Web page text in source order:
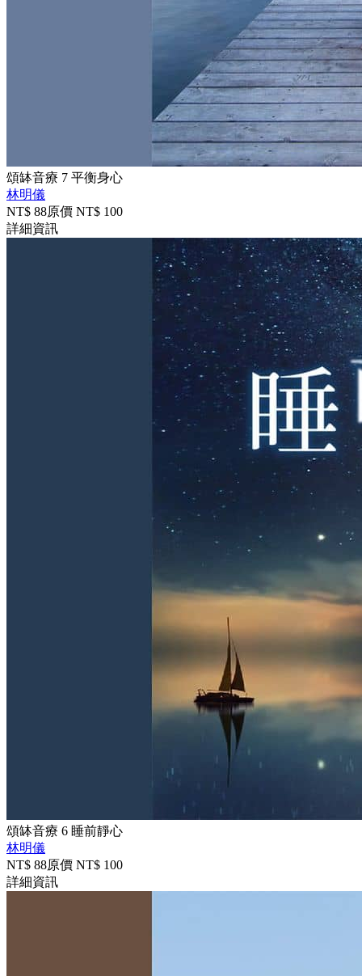
頌缽音療 7 平衡身心
林明儀
NT$ 88原價 NT$ 100
詳細資訊
頌缽音療 6 睡前靜心
林明儀
NT$ 88原價 NT$ 100
詳細資訊